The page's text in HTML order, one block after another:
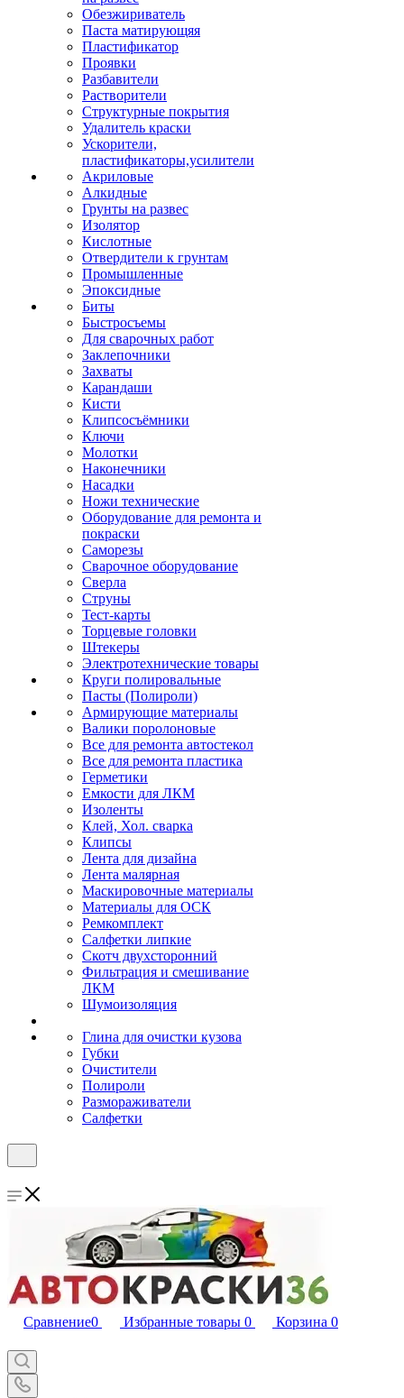
Обезжириватель
Паста матирующяя
Пластификатор
Проявки
Разбавители
Растворители
Структурные покрытия
Удалитель краски
Ускорители,
пластификаторы,усилители
Акриловые
Алкидные
Грунты на развес
Изолятор
Кислотные
Отвердители к грунтам
Промышленные
Эпоксидные
Биты
Быстросъемы
Для сварочных работ
Заклепочники
Захваты
Карандаши
Кисти
Клипсосъёмники
Ключи
Молотки
Наконечники
Насадки
Ножи технические
Оборудование для ремонта и
покраски
Саморезы
Сварочное оборудование
Сверла
Струны
Тест-карты
Торцевые головки
Штекеры
Электротехнические товары
Круги полировальные
Пасты (Полироли)
Армирующие материалы
Валики поролоновые
Все для ремонта автостекол
Все для ремонта пластика
Герметики
Емкости для ЛКМ
Изоленты
Клей, Хол. сварка
Клипсы
Лента для дизайна
Лента малярная
Маскировочные материалы
Материалы для ОСК
Ремкомплект
Салфетки липкие
Скотч двухсторонний
Фильтрация и смешивание
ЛКМ
Шумоизоляция
Глина для очистки кузова
Губки
Очистители
Полироли
Размораживатели
Салфетки
Сравнение0 Избранные товары 0 Корзина 0